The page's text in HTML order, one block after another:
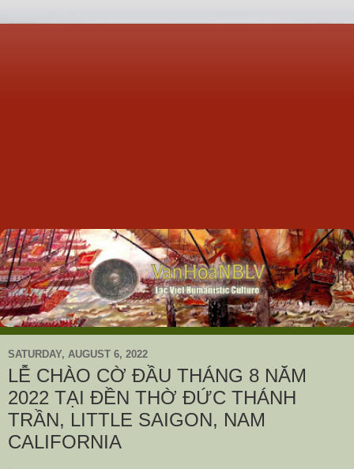
SATURDAY, AUGUST 6, 2022
LỄ CHÀO CỜ ĐẦU THÁNG 8 NĂM
2022 TẠI ĐỀN THỜ ĐỨC THÁNH
TRẦN, LITTLE SAIGON, NAM
CALIFORNIA